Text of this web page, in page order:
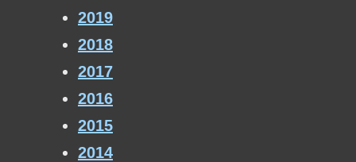
2019
2018
2017
2016
2015
2014